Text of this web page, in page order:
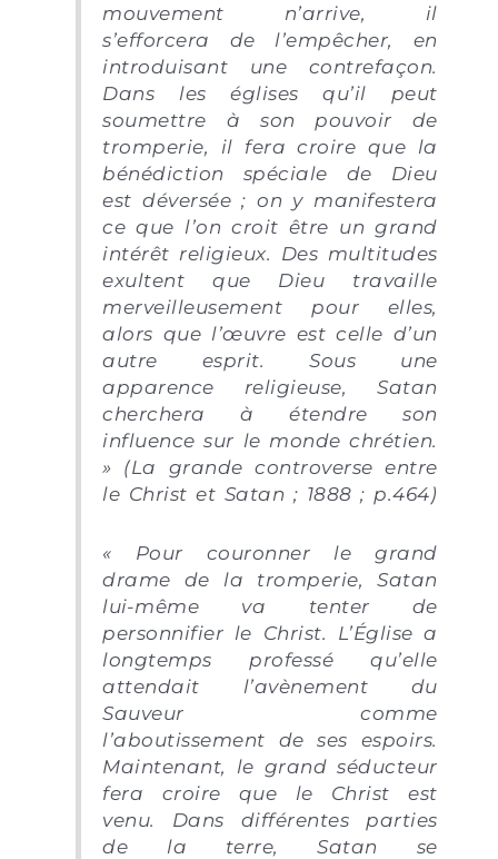
mouvement n’arrive, il
s’efforcera de l’empêcher, en
introduisant une contrefaçon.
Dans les églises qu’il peut
soumettre à son pouvoir de
tromperie, il fera croire que la
bénédiction spéciale de Dieu
est déversée ; on y manifestera
ce que l’on croit être un grand
intérêt religieux. Des multitudes
exultent que Dieu travaille
merveilleusement pour elles,
alors que l’œuvre est celle d’un
autre esprit. Sous une
apparence religieuse, Satan
cherchera à étendre son
influence sur le monde chrétien.
» (La grande controverse entre
le Christ et Satan ; 1888 ; p.464)
« Pour couronner le grand
drame de la tromperie, Satan
lui-même va tenter de
personnifier le Christ. L’Église a
longtemps professé qu’elle
attendait l’avènement du
Sauveur comme
l’aboutissement de ses espoirs.
Maintenant, le grand séducteur
fera croire que le Christ est
venu. Dans différentes parties
de la terre, Satan se